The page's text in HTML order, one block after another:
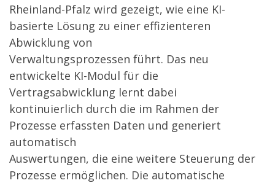
Rheinland-Pfalz wird gezeigt, wie eine KI-
basierte Lösung zu einer effizienteren
Abwicklung von
Verwaltungsprozessen führt. Das neu
entwickelte KI-Modul für die
Vertragsabwicklung lernt dabei
kontinuierlich durch die im Rahmen der
Prozesse erfassten Daten und generiert
automatisch
Auswertungen, die eine weitere Steuerung der
Prozesse ermöglichen. Die automatische